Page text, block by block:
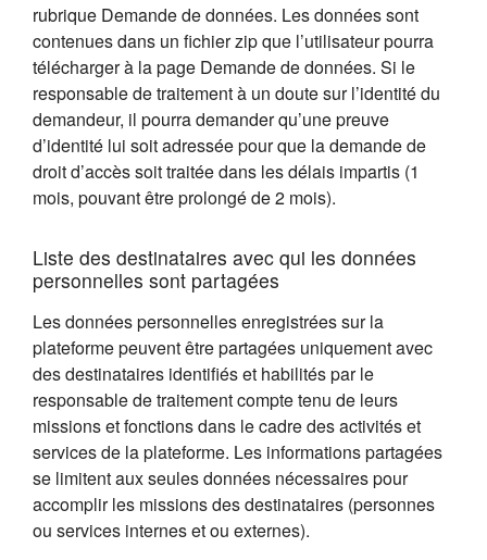
rubrique Demande de données. Les données sont
contenues dans un fichier zip que l’utilisateur pourra
télécharger à la page Demande de données. Si le
responsable de traitement à un doute sur l’identité du
demandeur, il pourra demander qu’une preuve
d’identité lui soit adressée pour que la demande de
droit d’accès soit traitée dans les délais impartis (1
mois, pouvant être prolongé de 2 mois).
Liste des destinataires avec qui les données
personnelles sont partagées
Les données personnelles enregistrées sur la
plateforme peuvent être partagées uniquement avec
des destinataires identifiés et habilités par le
responsable de traitement compte tenu de leurs
missions et fonctions dans le cadre des activités et
services de la plateforme. Les informations partagées
se limitent aux seules données nécessaires pour
accomplir les missions des destinataires (personnes
ou services internes et ou externes).